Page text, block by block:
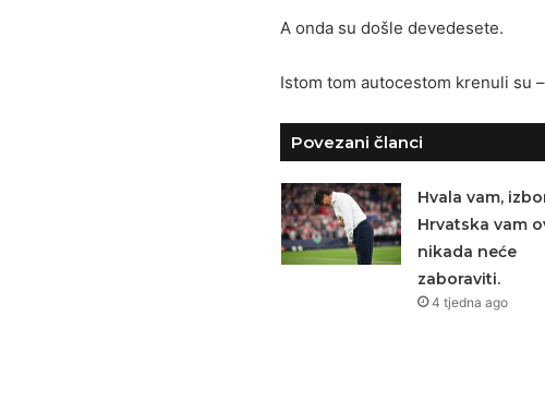
A onda su došle devedesete.
Istom tom autocestom krenuli su
Povezani članci
Hvala vam,
Hrvatska vam
nikada neće
zaboraviti.
4 tjedna ago